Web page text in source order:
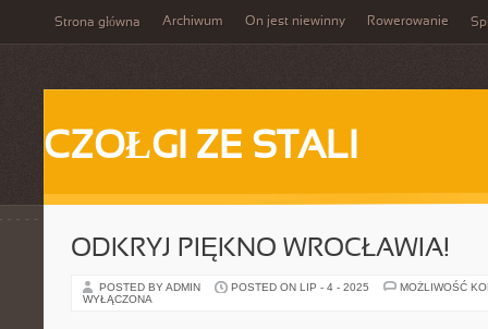
Strona główna Archiwum On jest niewinny Rowerowanie
CZOŁGI ZE STALI
ODKRYJ PIĘKNO WROCŁAWIA!
POSTED BY ADMIN POSTED ON LIP - 4 - 2025
MOŻLIWOŚĆ
WYŁĄCZONA